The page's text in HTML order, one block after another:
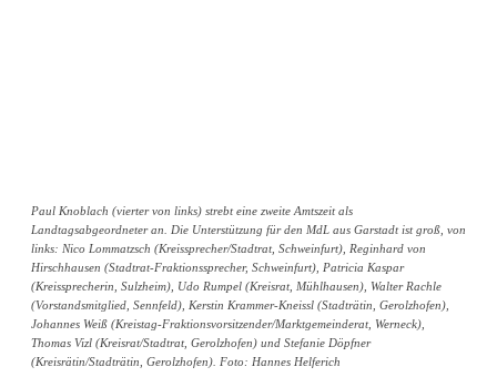
Paul Knoblach (vierter von links) strebt eine zweite Amtszeit als
Landtagsabgeordneter an. Die Unterstützung für den MdL aus Garstadt ist groß, von
links: Nico Lommatzsch (Kreissprecher/Stadtrat, Schweinfurt), Reginhard von
Hirschhausen (Stadtrat-Fraktionssprecher, Schweinfurt), Patricia Kaspar
(Kreissprecherin, Sulzheim), Udo Rumpel (Kreisrat, Mühlhausen), Walter Rachle
(Vorstandsmitglied, Sennfeld), Kerstin Krammer-Kneissl (Stadträtin, Gerolzhofen),
Johannes Weiß (Kreistag-Fraktionsvorsitzender/Marktgemeinderat, Werneck),
Thomas Vizl (Kreisrat/Stadtrat, Gerolzhofen) und Stefanie Döpfner
(Kreisrätin/Stadträtin, Gerolzhofen). Foto: Hannes Helferich